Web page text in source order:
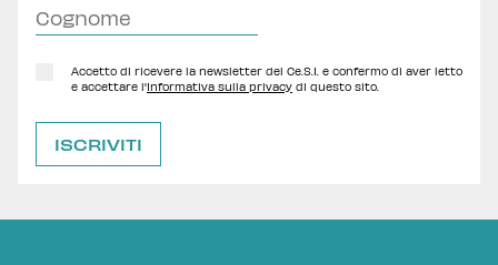
Accetto di ricevere la newsletter del Ce.S.I. e confermo di aver letto
e accettare l'Informativa sulla privacy di questo sito.